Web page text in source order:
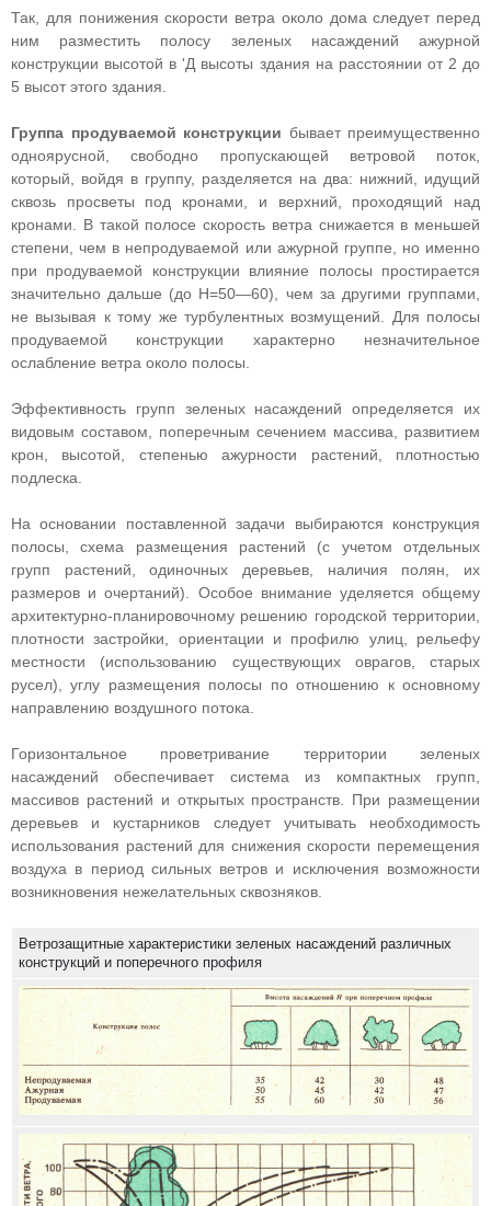
Так, для понижения скорости ветра около дома следует перед
ним разместить полосу зеленых насаждений ажурной
конструкции высотой в 'Д высоты здания на расстоянии от 2 до
5 высот этого здания.
Группа продуваемой конструкции бывает преимущественно
одноярусной, свободно пропускающей ветровой поток,
который, войдя в группу, разделяется на два: нижний, идущий
сквозь просветы под кронами, и верхний, проходящий над
кронами. В такой полосе скорость ветра снижается в меньшей
степени, чем в непродуваемой или ажурной группе, но именно
при продуваемой конструкции влияние полосы простирается
значительно дальше (до Н=50—60), чем за другими группами,
не вызывая к тому же турбулентных возмущений. Для полосы
продуваемой конструкции характерно незначительное
ослабление ветра около полосы.
Эффективность групп зеленых насаждений определяется их
видовым составом, поперечным сечением массива, развитием
крон, высотой, степенью ажурности растений, плотностью
подлеска.
На основании поставленной задачи выбираются конструкция
полосы, схема размещения растений (с учетом отдельных
групп растений, одиночных деревьев, наличия полян, их
размеров и очертаний). Особое внимание уделяется общему
архитектурно-планировочному решению городской территории,
плотности застройки, ориентации и профилю улиц, рельефу
местности (использованию существующих оврагов, старых
русел), углу размещения полосы по отношению к основному
направлению воздушного потока.
Горизонтальное проветривание территории зеленых
насаждений обеспечивает система из компактных групп,
массивов растений и открытых пространств. При размещении
деревьев и кустарников следует учитывать необходимость
использования растений для снижения скорости перемещения
воздуха в период сильных ветров и исключения возможности
возникновения нежелательных сквозняков.
Ветрозащитные характеристики зеленых насаждений различных
конструкций и поперечного профиля